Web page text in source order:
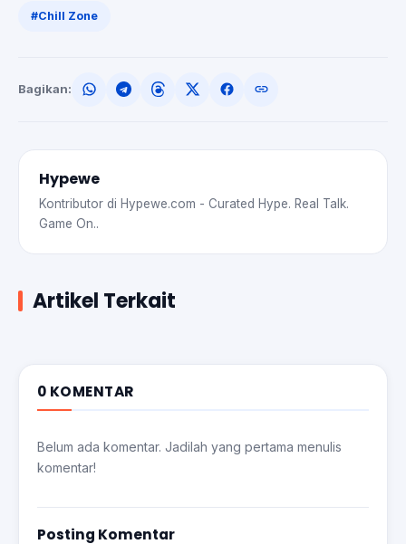
#Chill Zone
Bagikan:
Hypewe
Kontributor di Hypewe.com - Curated Hype. Real Talk.
Game On..
Artikel Terkait
0 KOMENTAR
Belum ada komentar. Jadilah yang pertama menulis
komentar!
Posting Komentar